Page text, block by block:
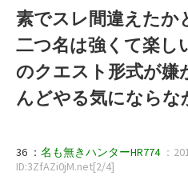
素でスレ間違えたか
二つ名は強くて楽し
のクエスト形式が嫌
んどやる気にならな
36 ： 名も無きハンターHR774 ：
ID:3ZfAZi0jM.net[2/4]